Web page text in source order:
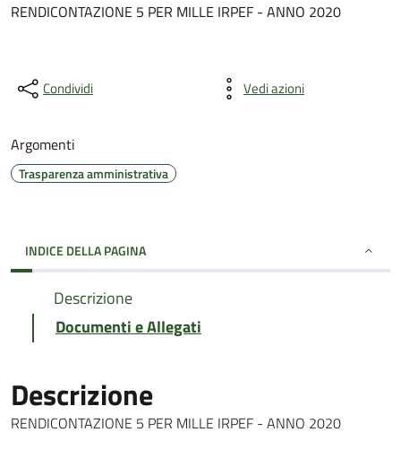
RENDICONTAZIONE 5 PER MILLE IRPEF - ANNO 2020
Condividi Vedi azioni
Argomenti
Trasparenza amministrativa
INDICE DELLA PAGINA
Descrizione
Documenti e Allegati
Descrizione
RENDICONTAZIONE 5 PER MILLE IRPEF - ANNO 2020